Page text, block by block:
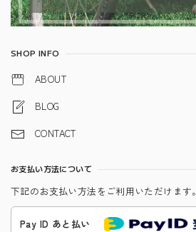
SHOP INFO
ABOUT
BLOG
CONTACT
お支払い方法について
下記のお支払い方法をご利用いただけます。
Pay ID あと払い